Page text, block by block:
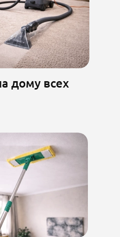
дому всех